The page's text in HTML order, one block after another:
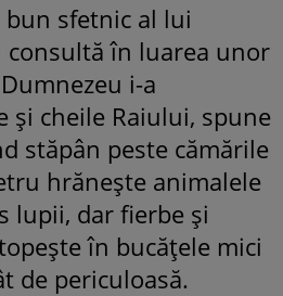
sfetnic al lui
consultă în luarea unor
i-a
cheile Raiului, spune
stăpân peste cămările
hrăneşte animalele
lupii, dar fierbe şi
în bucăţele mici
de periculoasă.